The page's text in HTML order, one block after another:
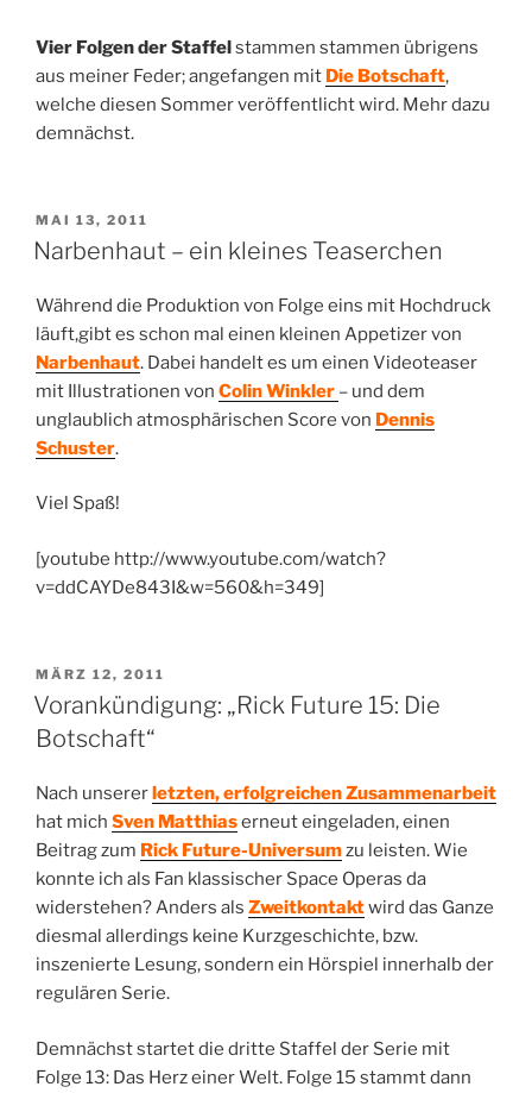
Vier Folgen der Staffelstammen stammen übrigens
aus meiner Feder; angefangen mit Die Botschaft,
welche diesen Sommer veröffentlicht wird. Mehr dazu
demnächst.
VERÖFFENTLICHT
AM
MAI 13, 2011
Narbenhaut – ein kleines Teaserchen
Während die Produktion von Folge eins mit Hochdruck
läuft,gibt es schon mal einen kleinen Appetizer von
Narbenhaut. Dabei handelt es um einen Videoteaser
mit Illustrationen von Colin Winkler – und dem
unglaublich atmosphärischen Score von Dennis
Schuster.
Viel Spaß!
[youtube http://www.youtube.com/watch?
v=ddCAYDe843I&w=560&h=349]
VERÖFFENTLICHT
AM
MÄRZ 12, 2011
Vorankündigung: „Rick Future 15: Die
Botschaft“
Nach unsererletzten, erfolgreichen Zusammenarbeit
hat mich Sven Matthiaserneut eingeladen, einen
Beitrag zum Rick Future-Universumzu leisten. Wie
konnte ich als Fan klassischer Space Operas da
widerstehen? Anders als Zweitkontaktwird das Ganze
diesmal allerdings keine Kurzgeschichte, bzw.
inszenierte Lesung, sondern ein Hörspiel innerhalb der
regulären Serie.
Demnächst startet die dritte Staffel der Serie mit
Folge 13: Das Herz einer Welt. Folge 15 stammt dann